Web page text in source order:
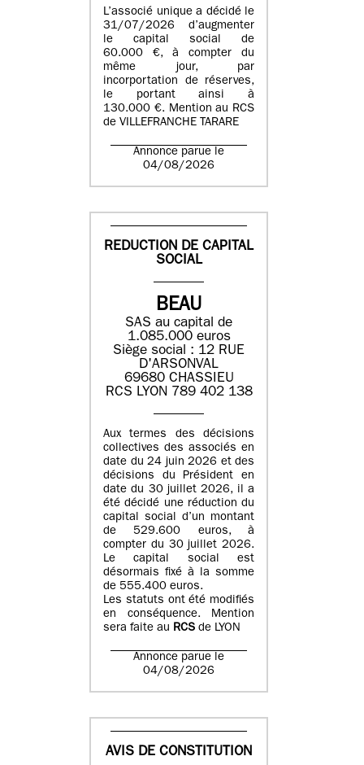
L’associé unique a décidé le
31/07/2026 d’augmenter
le capital social de
60.000 €, à compter du
même jour, par
incorportation de réserves,
le portant ainsi à
130.000 €. Mention au RCS
de VILLEFRANCHE TARARE
Annonce parue le
04/08/2026
REDUCTION DE CAPITAL
SOCIAL
BEAU
SAS au capital de
1.085.000 euros
Siège social : 12 RUE
D'ARSONVAL
69680 CHASSIEU
RCS LYON 789 402 138
Aux termes des décisions
collectives des associés en
date du 24 juin 2026 et des
décisions du Président en
date du 30 juillet 2026, il a
été décidé une réduction du
capital social d’un montant
de 529.600 euros, à
compter du 30 juillet 2026.
Le capital social est
désormais fixé à la somme
de 555.400 euros.
Les statuts ont été modifiés
en conséquence. Mention
sera faite au RCS de LYON
Annonce parue le
04/08/2026
AVIS DE CONSTITUTION